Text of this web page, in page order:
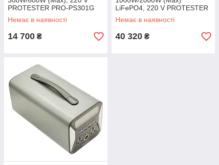
PROTESTER PRO-PS301G
Немає в наявності
14 700 ₴
LiFePO4, 220 V PROTESTER
PRO-PS1000D
Немає в наявності
40 320 ₴